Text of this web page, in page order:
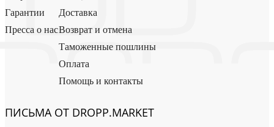
Гарантии
Пресса о нас
Доставка
Возврат и отмена
Таможенные пошлины
Оплата
Помощь и контакты
ПИСЬМА ОТ DROPP.MARKET